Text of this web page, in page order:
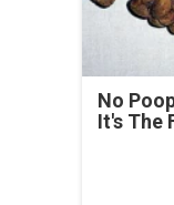
No
It's The